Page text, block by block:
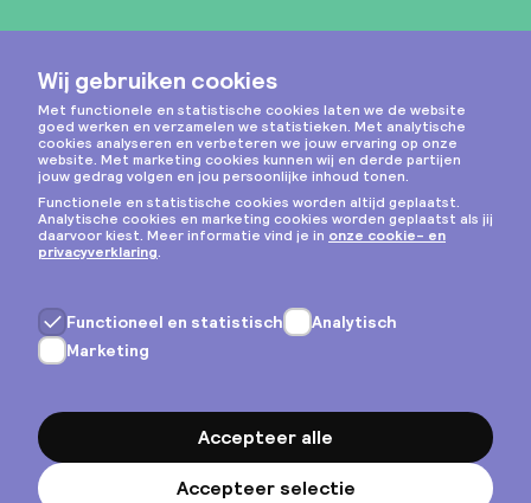
Instagram
Privacy & cookies
Algemene voorwaarden